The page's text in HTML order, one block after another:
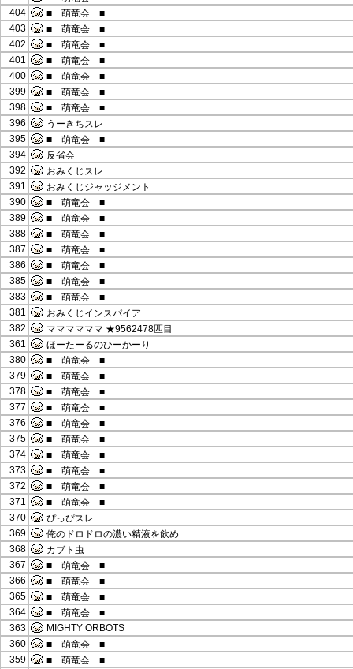
404
■ 萌竜会 ■
403
■ 萌竜会 ■
402
■ 萌竜会 ■
401
■ 萌竜会 ■
400
■ 萌竜会 ■
399
■ 萌竜会 ■
398
■ 萌竜会 ■
396
うーきちスレ
395
■ 萌竜会 ■
394
反省会
392
おみくじスレ
391
おみくじジャッジメント
390
■ 萌竜会 ■
389
■ 萌竜会 ■
388
■ 萌竜会 ■
387
■ 萌竜会 ■
386
■ 萌竜会 ■
385
■ 萌竜会 ■
383
■ 萌竜会 ■
381
おみくじインスパイア
382
ママママママ ★9562478匹目
361
ほーたーるのひーかーり
380
■ 萌竜会 ■
379
■ 萌竜会 ■
378
■ 萌竜会 ■
377
■ 萌竜会 ■
376
■ 萌竜会 ■
375
■ 萌竜会 ■
374
■ 萌竜会 ■
373
■ 萌竜会 ■
372
■ 萌竜会 ■
371
■ 萌竜会 ■
370
ぴっぴスレ
369
俺のドロドロの濃い精液を飲め
368
カブト虫
367
■ 萌竜会 ■
366
■ 萌竜会 ■
365
■ 萌竜会 ■
364
■ 萌竜会 ■
363
MIGHTY ORBOTS
360
■ 萌竜会 ■
359
■ 萌竜会 ■